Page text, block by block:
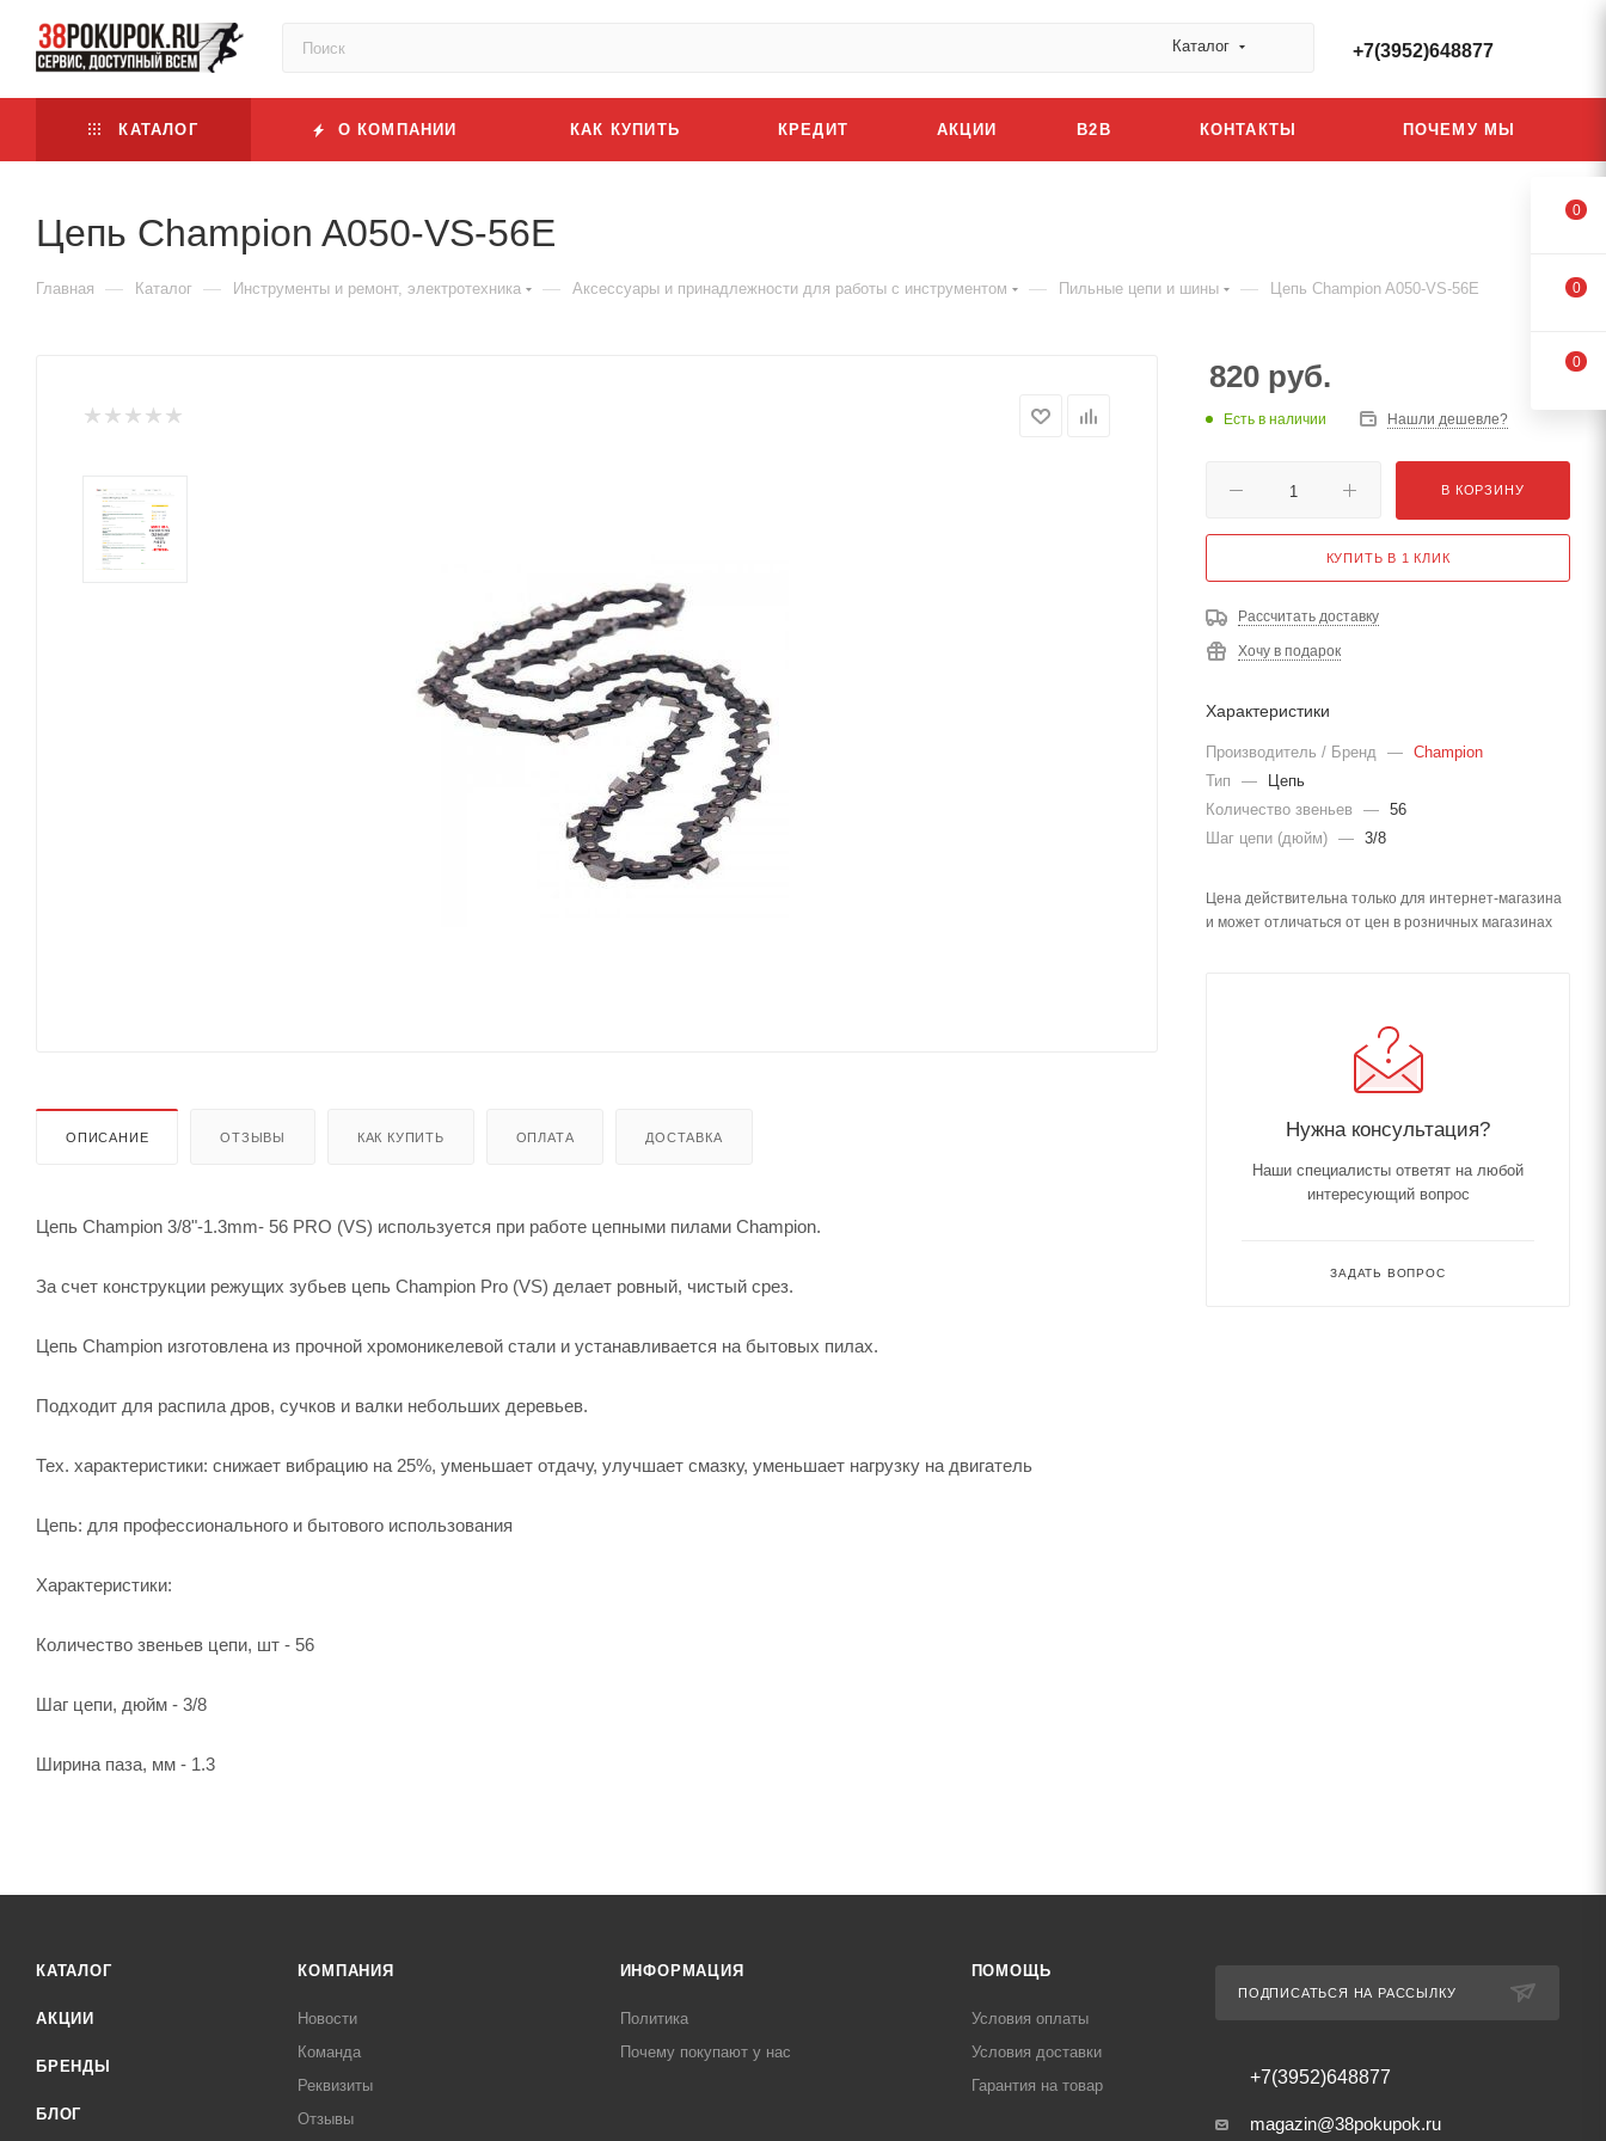
Каталог +7(3952)648877
КАТАЛОГ О КОМПАНИИ КАК КУПИТЬ КРЕДИТ АКЦИИ B2B КОНТАКТЫ ПОЧЕМУ МЫ
Цепь Champion A050-VS-56E
Главная — Каталог — Инструменты и ремонт, электротехника — Аксессуары и принадлежности для работы с инструментом — Пильные цепи и шины — Цепь Champion A050-VS-56E
ОПИСАНИЕ ОТЗЫВЫ КАК КУПИТЬ ОПЛАТА ДОСТАВКА
Цепь Champion 3/8"-1.3mm- 56 PRO (VS) используется при работе цепными пилами Champion.
За счет конструкции режущих зубьев цепь Champion Pro (VS) делает ровный, чистый срез.
Цепь Champion изготовлена из прочной хромоникелевой стали и устанавливается на бытовых пилах.
Подходит для распила дров, сучков и валки небольших деревьев.
Тех. характеристики: снижает вибрацию на 25%, уменьшает отдачу, улучшает смазку, уменьшает нагрузку на двигатель
Цепь: для профессионального и бытового использования
Характеристики:
Количество звеньев цепи, шт - 56
Шаг цепи, дюйм - 3/8
Ширина паза, мм - 1.3
820 руб.
Есть в наличии Нашли дешевле?
В КОРЗИНУ
КУПИТЬ В 1 КЛИК
Рассчитать доставку
Хочу в подарок
Характеристики
Производитель / Бренд — Champion
Тип
—
Цепь
Количество звеньев
— 56
Шаг цепи (дюйм) — 3/8
Цена действительна только для интернет-магазина
и может отличаться от цен в розничных магазинах
Нужна консультация?
Наши специалисты ответят на любой
интересующий вопрос
ЗАДАТЬ ВОПРОС
КАТАЛОГ
АКЦИИ
БРЕНДЫ
БЛОГ
КОМПАНИЯ
Новости
Команда
Реквизиты
Отзывы
ИНФОРМАЦИЯ
Политика
Почему покупают у нас
ПОМОЩЬ
Условия оплаты
Условия доставки
Гарантия на товар
ПОДПИСАТЬСЯ НА РАССЫЛКУ
+7(3952)648877
magazin@38pokupok.ru
0
0
0